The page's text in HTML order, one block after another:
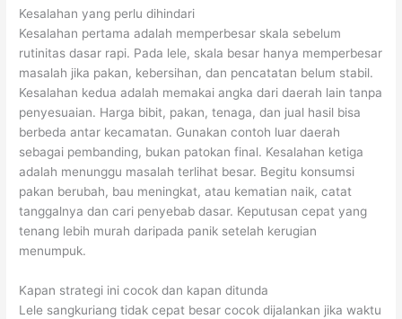
Kesalahan yang perlu dihindari
Kesalahan pertama adalah memperbesar skala sebelum
rutinitas dasar rapi. Pada lele, skala besar hanya memperbesar
masalah jika pakan, kebersihan, dan pencatatan belum stabil.
Kesalahan kedua adalah memakai angka dari daerah lain tanpa
penyesuaian. Harga bibit, pakan, tenaga, dan jual hasil bisa
berbeda antar kecamatan. Gunakan contoh luar daerah
sebagai pembanding, bukan patokan final. Kesalahan ketiga
adalah menunggu masalah terlihat besar. Begitu konsumsi
pakan berubah, bau meningkat, atau kematian naik, catat
tanggalnya dan cari penyebab dasar. Keputusan cepat yang
tenang lebih murah daripada panik setelah kerugian
menumpuk.
Kapan strategi ini cocok dan kapan ditunda
Lele sangkuriang tidak cepat besar cocok dijalankan jika waktu